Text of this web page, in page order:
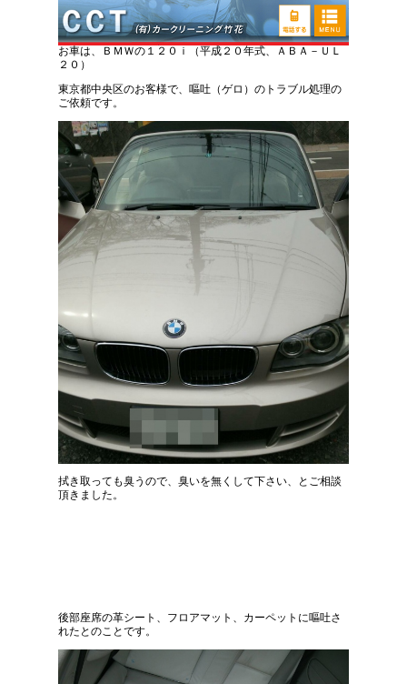
ＢＭＷ １２０ｉ 嘔吐トラブル処理クリーニン
グ
お車は、ＢＭＷの１２０ｉ（平成２０年式、ＡＢＡ－ＵＬ
２０）
東京都中央区のお客様で、嘔吐（ゲロ）のトラブル処理の
ご依頼です。
拭き取っても臭うので、臭いを無くして下さい、とご相談
頂きました。
後部座席の革シート、フロアマット、カーペットに嘔吐さ
れたとのことです。